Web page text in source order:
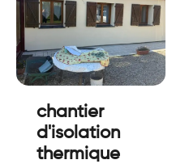
chantier
d'isolation
thermique